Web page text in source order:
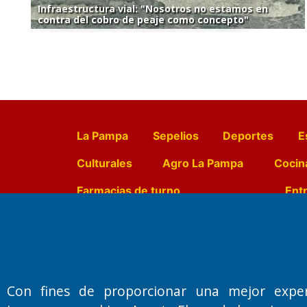
Infraestructura vial: "Nosotros no estamos en
contra del cobro de peaje como concepto"
La Pampa Sepelios Deportes
Culturales
Agro La Pampa
Farmacias de turno
Primera edición: Domingo 3 de
Miembro de ADIRA,ADEPA y CPPAL
Con fines de proporcionar una mejor